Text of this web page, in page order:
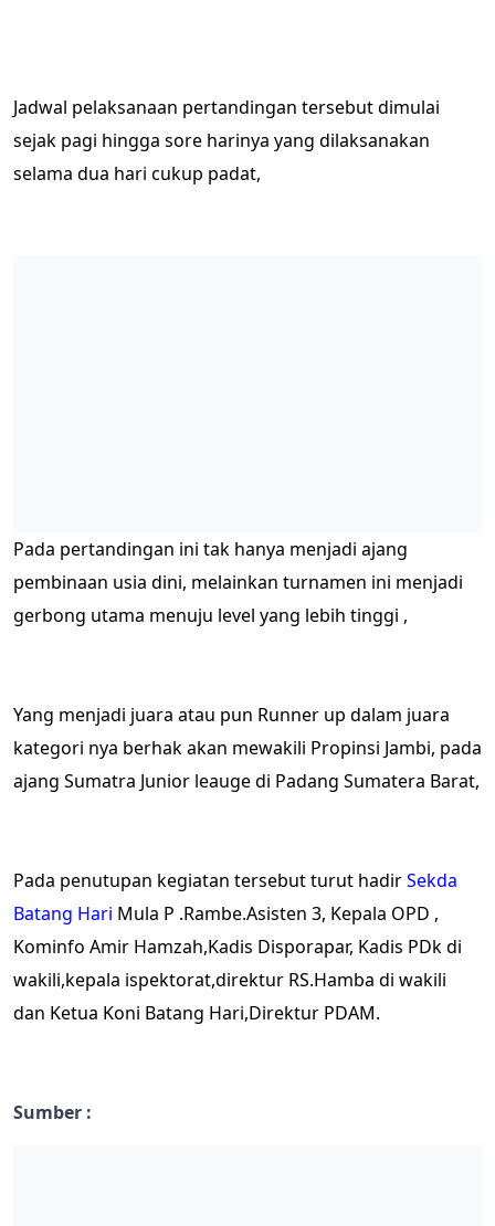
Jadwal pelaksanaan pertandingan tersebut dimulai
sejak pagi hingga sore harinya yang dilaksanakan
selama dua hari cukup padat,
Pada pertandingan ini tak hanya menjadi ajang
pembinaan usia dini, melainkan turnamen ini menjadi
gerbong utama menuju level yang lebih tinggi ,
Yang menjadi juara atau pun Runner up dalam juara
kategori nya berhak akan mewakili Propinsi Jambi, pada
ajang Sumatra Junior leauge di Padang Sumatera Barat,
Pada penutupan kegiatan tersebut turut hadirSekda
Batang Hari Mula P .Rambe.Asisten 3, Kepala OPD ,
Kominfo Amir Hamzah,Kadis Disporapar, Kadis PDk di
wakili,kepala ispektorat,direktur RS.Hamba di wakili
dan Ketua Koni Batang Hari,Direktur PDAM.
Sumber :